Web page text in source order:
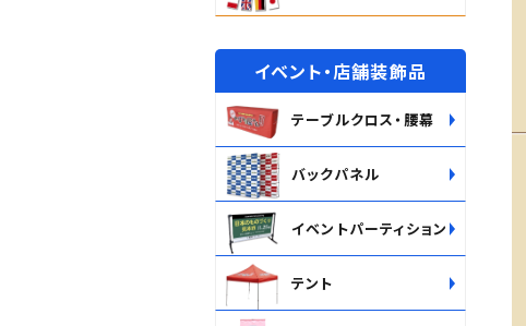
イベント・店舗装飾品
テーブルクロス・腰幕
バックパネル
イベントパーティション
テント